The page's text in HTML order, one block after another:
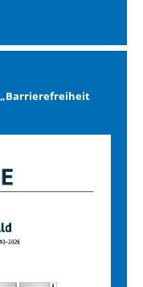
„Barrierefreiheit